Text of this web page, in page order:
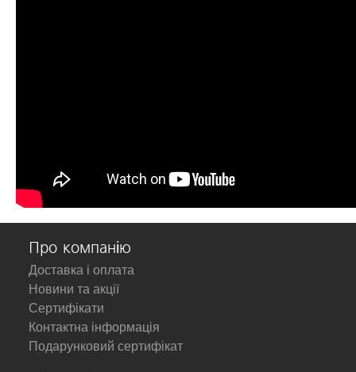
Про компанію
Доставка і оплата
Новини та акції
Сертифікати
Контактна інформація
Подарунковий сертифікат